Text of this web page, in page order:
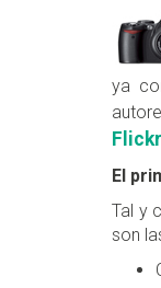
ya
Flickr
El
Tal y
son